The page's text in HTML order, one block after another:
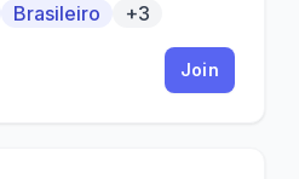
Brasileiro +3
Join